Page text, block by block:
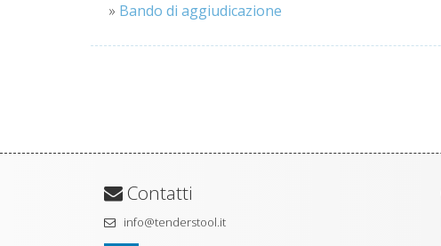
» Bando di aggiudicazione
Contatti
info@tenderstool.it